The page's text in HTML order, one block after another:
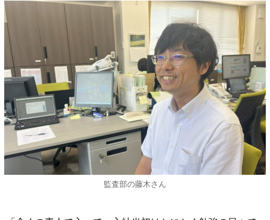
監査部の藤木さん